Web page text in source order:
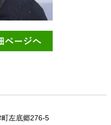
左底郷276-5